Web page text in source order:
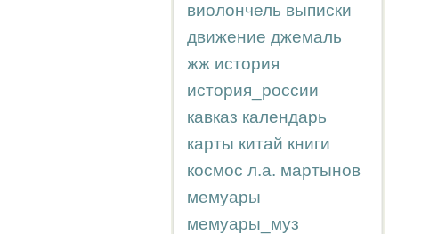
виолончель выписки
движение джемаль
жж история
история_россии
кавказ календарь
карты китай книги
космос л.а. мартынов
мемуары
мемуары_муз